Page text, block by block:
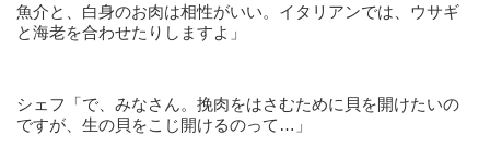
魚介と、白身のお肉は相性がいい。イタリアンでは、ウサギ
と海老を合わせたりしますよ」
シェフ「で、みなさん。挽肉をはさむために貝を開けたいの
ですが、生の貝をこじ開けるのって…」